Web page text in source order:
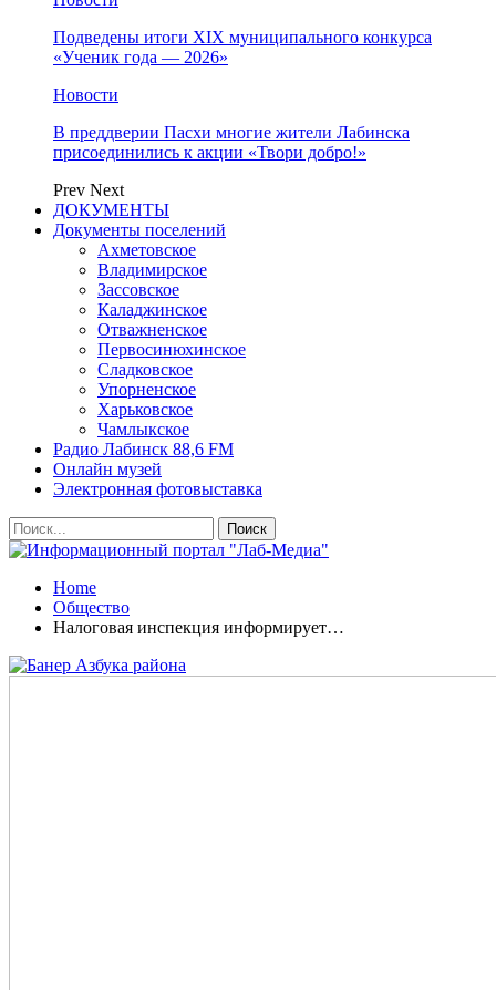
Подведены итоги XIX муниципального конкурса
«Ученик года — 2026»
Новости
В преддверии Пасхи многие жители Лабинска
присоединились к акции «Твори добро!»
Prev Next
ДОКУМЕНТЫ
Документы поселений
Ахметовское
Владимирское
Зассовское
Каладжинское
Отважненское
Первосинюхинское
Сладковское
Упорненское
Харьковское
Чамлыкское
Радио Лабинск 88,6 FM
Онлайн музей
Электронная фотовыставка
Home
Общество
Налоговая инспекция информирует…